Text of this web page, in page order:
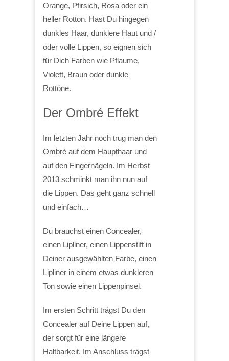
Orange, Pfirsich, Rosa oder ein
heller Rotton. Hast Du hingegen
dunkles Haar, dunklere Haut und /
oder volle Lippen, so eignen sich
für Dich Farben wie Pflaume,
Violett, Braun oder dunkle
Rottöne.
Der Ombré Effekt
Im letzten Jahr noch trug man den
Ombré auf dem Haupthaar und
auf den Fingernägeln. Im Herbst
2013 schminkt man ihn nun auf
die Lippen. Das geht ganz schnell
und einfach…
Du brauchst einen Concealer,
einen Lipliner, einen Lippenstift in
Deiner ausgewählten Farbe, einen
Lipliner in einem etwas dunkleren
Ton sowie einen Lippenpinsel.
Im ersten Schritt trägst Du den
Concealer auf Deine Lippen auf,
der sorgt für eine längere
Haltbarkeit. Im Anschluss trägst